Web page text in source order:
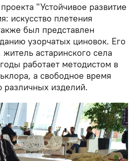
"Устойчивое развитие
искусство плетения
был представлен
узорчатых циновок. Его
астаринского села
работает методистом в
а свободное время
различных изделий.